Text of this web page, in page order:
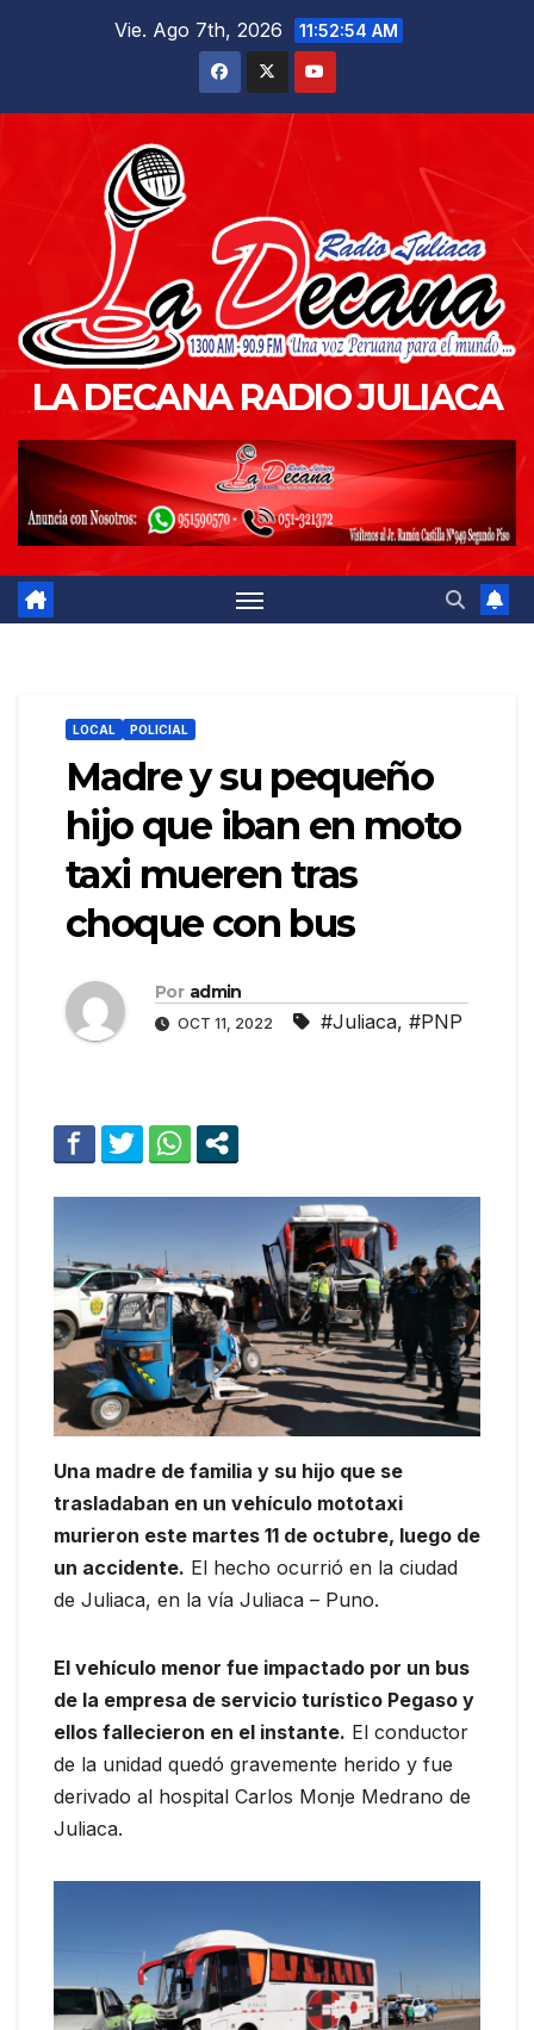
Vie. Ago 7th, 2026 11:52:55 AM
LA DECANA RADIO JULIACA
LOCAL POLICIAL
Madre y su pequeño
hijo que iban en moto
taxi mueren tras
choque con bus
Por admin
OCT 11, 2022 #Juliaca, #PNP
Una madre de familia y su hijo que se
trasladaban en un vehículo mototaxi
murieron este martes 11 de octubre, luego de
un accidente. El hecho ocurrió en la ciudad
de Juliaca, en la vía Juliaca – Puno.
El vehículo menor fue impactado por un bus
de la empresa de servicio turístico Pegaso y
ellos fallecieron en el instante. El conductor
de la unidad quedó gravemente herido y fue
derivado al hospital Carlos Monje Medrano de
Juliaca.